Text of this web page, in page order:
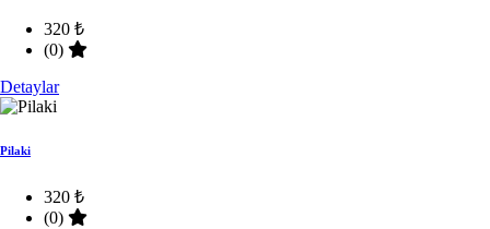
320 ₺
(0)
Detaylar
Pilaki
320 ₺
(0)